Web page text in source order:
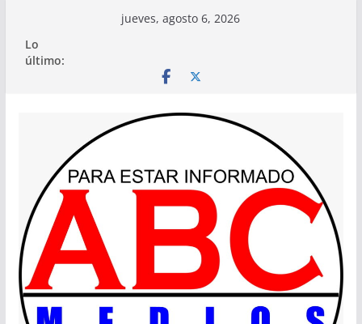
contenido
jueves, agosto 6, 2026
Lo
último: